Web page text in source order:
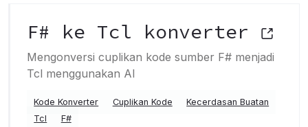
F# ke Tcl konverter
Mengonversi cuplikan kode sumber F# menjadi
Tcl menggunakan AI
Kode Konverter Cuplikan Kode
Kecerdasan Buatan
Tcl
F#